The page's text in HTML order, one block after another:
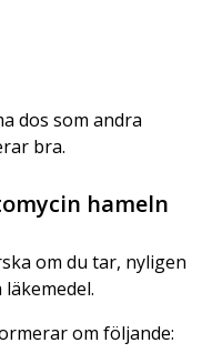
dos som andra
bra.
hameln
om du tar, nyligen
om följande: